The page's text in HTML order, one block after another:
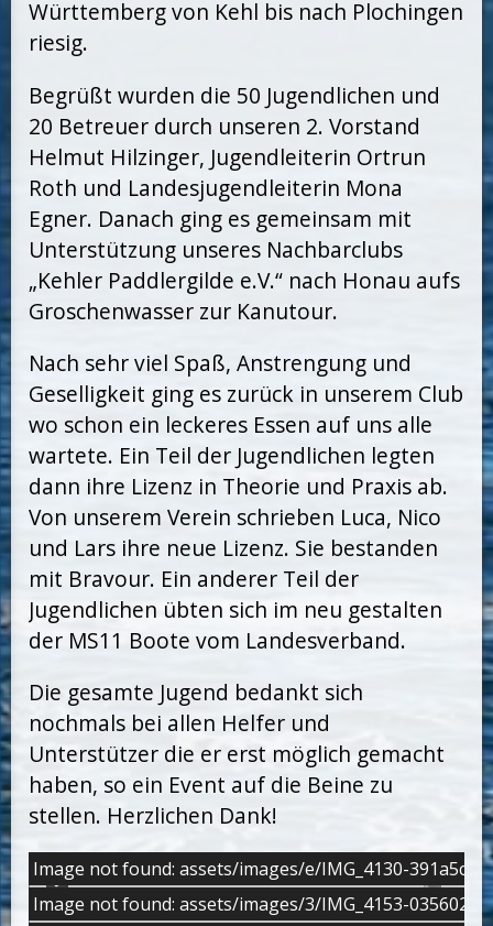
Württemberg von Kehl bis nach Plochingen
riesig.
Begrüßt wurden die 50 Jugendlichen und
20 Betreuer durch unseren 2. Vorstand
Helmut Hilzinger, Jugendleiterin Ortrun
Roth und Landesjugendleiterin Mona
Egner. Danach ging es gemeinsam mit
Unterstützung unseres Nachbarclubs
„Kehler Paddlergilde e.V.“ nach Honau aufs
Groschenwasser zur Kanutour.
Nach sehr viel Spaß, Anstrengung und
Geselligkeit ging es zurück in unserem Club
wo schon ein leckeres Essen auf uns alle
wartete. Ein Teil der Jugendlichen legten
dann ihre Lizenz in Theorie und Praxis ab.
Von unserem Verein schrieben Luca, Nico
und Lars ihre neue Lizenz. Sie bestanden
mit Bravour. Ein anderer Teil der
Jugendlichen übten sich im neu gestalten
der MS11 Boote vom Landesverband.
Die gesamte Jugend bedankt sich
nochmals bei allen Helfer und
Unterstützer die er erst möglich gemacht
haben, so ein Event auf die Beine zu
stellen. Herzlichen Dank!
Image not found: assets/images/e/IMG_4130-
Image not found: assets/images/3/IMG_4153-